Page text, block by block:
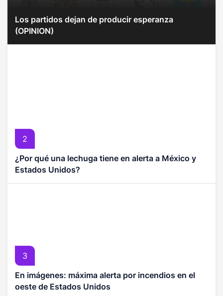
Los partidos dejan de producir esperanza
(OPINION)
2
¿Por qué una lechuga tiene en alerta a México y
Estados Unidos?
3
En imágenes: máxima alerta por incendios en el
oeste de Estados Unidos